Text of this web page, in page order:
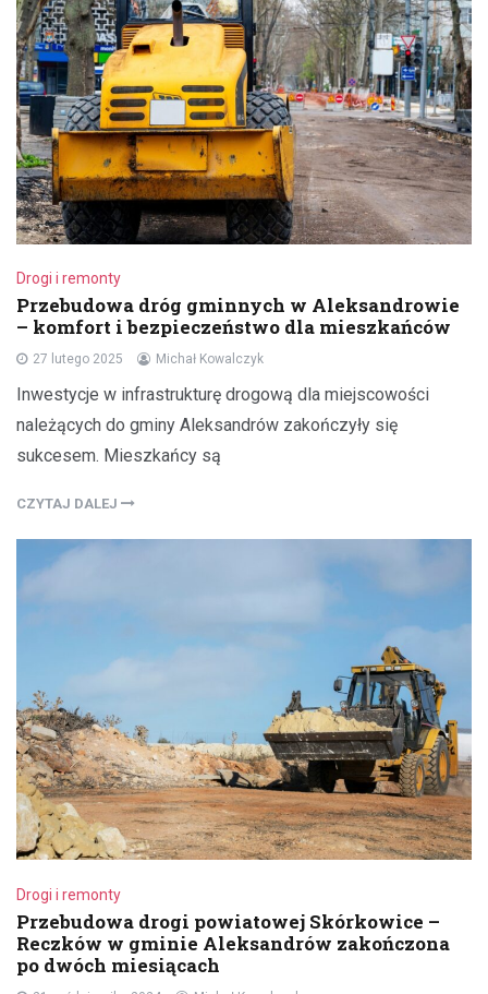
Drogi i remonty
Przebudowa dróg gminnych w Aleksandrowie
– komfort i bezpieczeństwo dla mieszkańców
27 lutego 2025 Michał Kowalczyk
Inwestycje w infrastrukturę drogową dla miejscowości
należących do gminy Aleksandrów zakończyły się
sukcesem. Mieszkańcy są
CZYTAJ DALEJ
Drogi i remonty
Przebudowa drogi powiatowej Skórkowice –
Reczków w gminie Aleksandrów zakończona
po dwóch miesiącach